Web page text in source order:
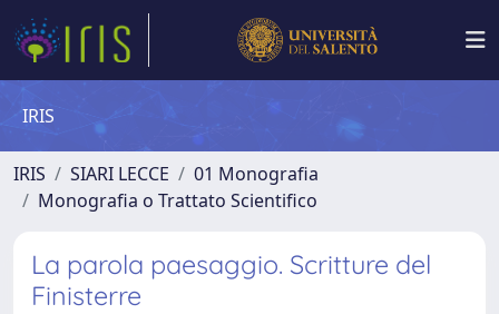
IRIS
IRIS SIARI LECCE
01 Monografia
Monografia o Trattato Scientifico
La parola paesaggio. Scritture del
Finisterre